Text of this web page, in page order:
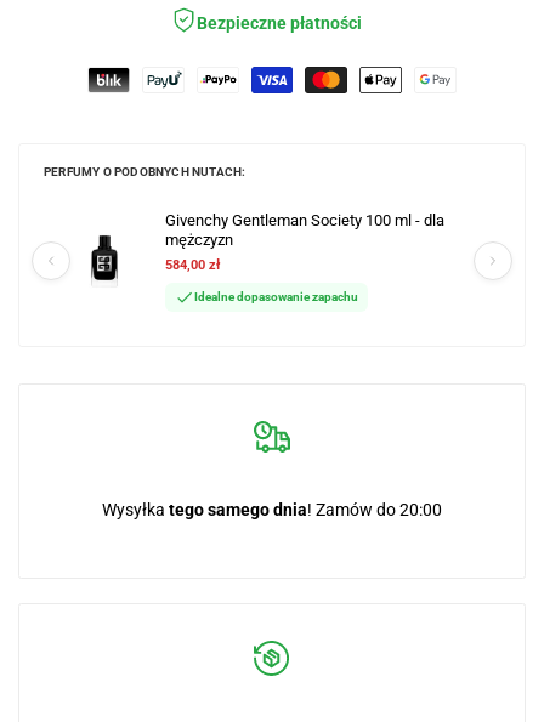
Bezpieczne płatności
PERFUMY O PODOBNYCH NUTACH:
Givenchy Gentleman Society 100 ml - dla
mężczyzn
584,00 zł
Idealne dopasowanie zapachu
Wysyłka tego samego dnia! Zamów do 20:00